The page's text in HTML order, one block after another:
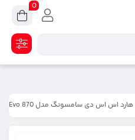
هارد اس اس دی سامسونگ مدل Evo 870 ظرفیت 500 گیگابایت
0